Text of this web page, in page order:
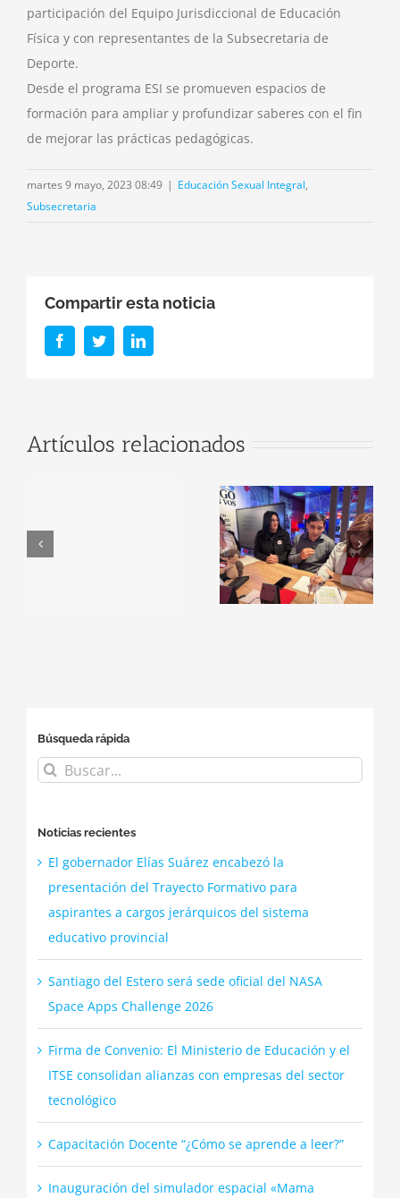
participación del Equipo Jurisdiccional de Educación
Física y con representantes de la Subsecretaria de
Deporte.
Desde el programa ESI se promueven espacios de
formación para ampliar y profundizar saberes con el fin
de mejorar las prácticas pedagógicas.
martes 9 mayo, 2023 08:49 | Educación Sexual Integral,
Subsecretaria
Compartir esta noticia
FacebookTwitterLinkedIn
Artículos relacionados
nuevas
El Programa
Plantando
Futuro
Conmemora El
Búsqueda rápida
Buscar:
Noticias recientes
El gobernador Elías Suárez encabezó la
presentación del Trayecto Formativo para
aspirantes a cargos jerárquicos del sistema
educativo provincial
Santiago del Estero será sede oficial del NASA
Space Apps Challenge 2026
Firma de Convenio: El Ministerio de Educación y el
ITSE consolidan alianzas con empresas del sector
tecnológico
Capacitación Docente “¿Cómo se aprende a leer?”
Inauguración del simulador espacial «Mama